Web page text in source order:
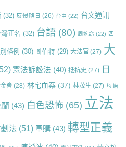
(32) 反侵略日 (26) 台中 (22) 台文通訊
灣正名 (32) 台語 (80) 周婉窈 (22) 四
條例 (30) 圖伯特 (29) 大法官 (27) 大
憲法訴訟法 (40) 抵抗史 (27) 日
會 (28) 林宅血案 (37) 林茂生 (27) 母語
蘭 (43) 白色恐怖 (65) 立法
法 (51) 軍購 (43) 轉型正義